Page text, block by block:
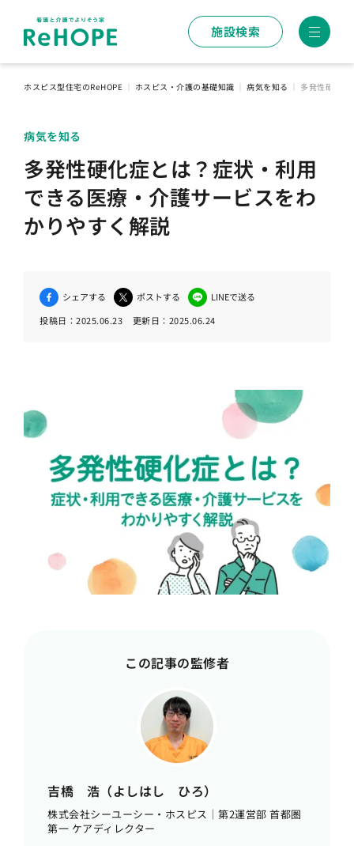
施設検索
ホスピス型住宅のReHOPE ホスピス・介護の基礎知識 病気を知る 多発性硬化症
病気を知る
多発性硬化症とは？症状・利用
できる医療・介護サービスをわ
かりやすく解説
シェアする ポストする
LINEで送る
投稿日： 2025.06.23 更新日： 2025.06.24
この記事の監修者
吉橋 浩（よしはし ひろ）
株式会社シーユーシー・ホスピス｜第2運営部 首都圏
第一 ケアディレクター